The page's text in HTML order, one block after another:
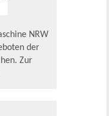
NRW
der
Zur